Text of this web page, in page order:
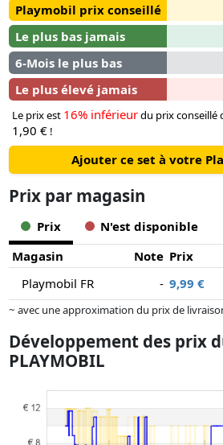
Playmobil prix conseillé
Le plus bas jamais
6-Mois le plus bas
Le plus élevé jamais
Le prix est 16% inférieurdu prix conseillé
1,90 € !
Ajouter ce set à votre
Prix ​​par magasin
Prix
N'est disponible
Magasin
Note Prix
Playmobil FR
- 9,99 €
~ avec une approximation du prix de
Les prix et la disponibilité peuvent avoir
à jour. L'ordre est purement basé sur le prix,
Développement des prix
PLAYMOBIL